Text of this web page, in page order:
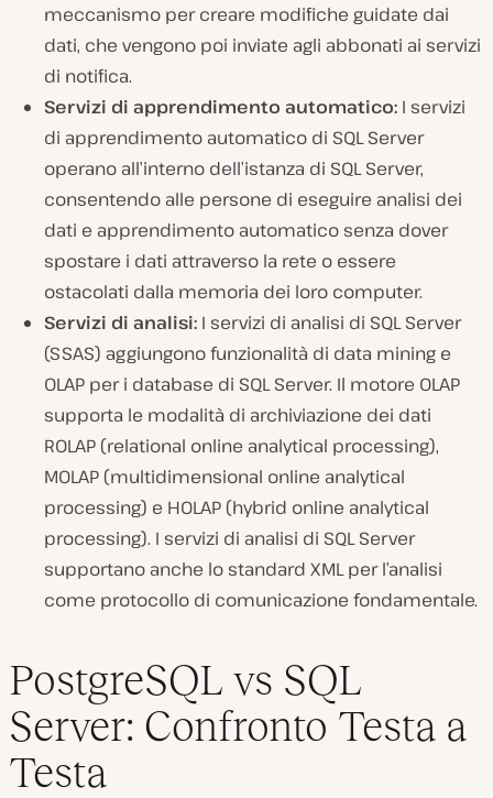
meccanismo per creare modifiche guidate dai
dati, che vengono poi inviate agli abbonati ai servizi
di notifica.
Servizi di apprendimento automatico: I servizi
di apprendimento automatico di SQL Server
operano all’interno dell’istanza di SQL Server,
consentendo alle persone di eseguire analisi dei
dati e apprendimento automatico senza dover
spostare i dati attraverso la rete o essere
ostacolati dalla memoria dei loro computer.
Servizi di analisi: I servizi di analisi di SQL Server
(SSAS) aggiungono funzionalità di data mining e
OLAP per i database di SQL Server. Il motore OLAP
supporta le modalità di archiviazione dei dati
ROLAP (relational online analytical processing),
MOLAP (multidimensional online analytical
processing) e HOLAP (hybrid online analytical
processing). I servizi di analisi di SQL Server
supportano anche lo standard XML per l’analisi
come protocollo di comunicazione fondamentale.
PostgreSQL vs SQL
Server: Confronto Testa a
Testa